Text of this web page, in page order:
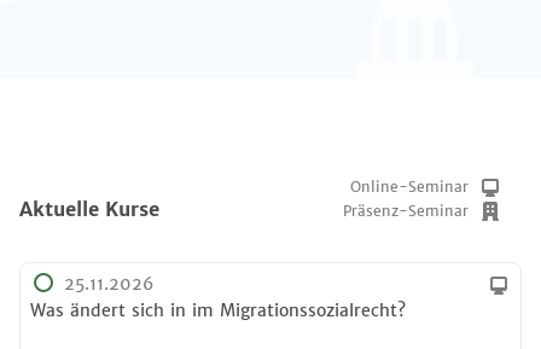
Aktuelle Kurse
Online-Seminar
Präsenz-Seminar
25.11.2026
Was ändert sich in im Migrationssozialrecht?